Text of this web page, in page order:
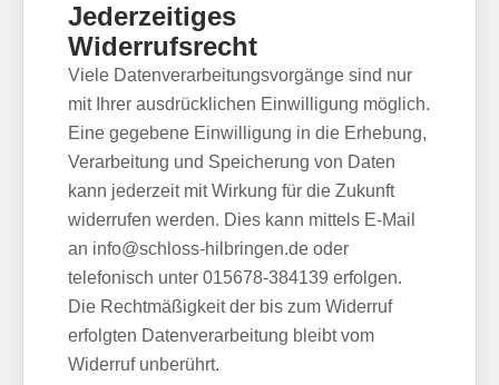
Jederzeitiges
Widerrufsrecht
Viele Datenverarbeitungsvorgänge sind nur
mit Ihrer ausdrücklichen Einwilligung möglich.
Eine gegebene Einwilligung in die Erhebung,
Verarbeitung und Speicherung von Daten
kann jederzeit mit Wirkung für die Zukunft
widerrufen werden. Dies kann mittels E-Mail
an info@schloss-hilbringen.de oder
telefonisch unter 015678-384139 erfolgen.
Die Rechtmäßigkeit der bis zum Widerruf
erfolgten Datenverarbeitung bleibt vom
Widerruf unberührt.